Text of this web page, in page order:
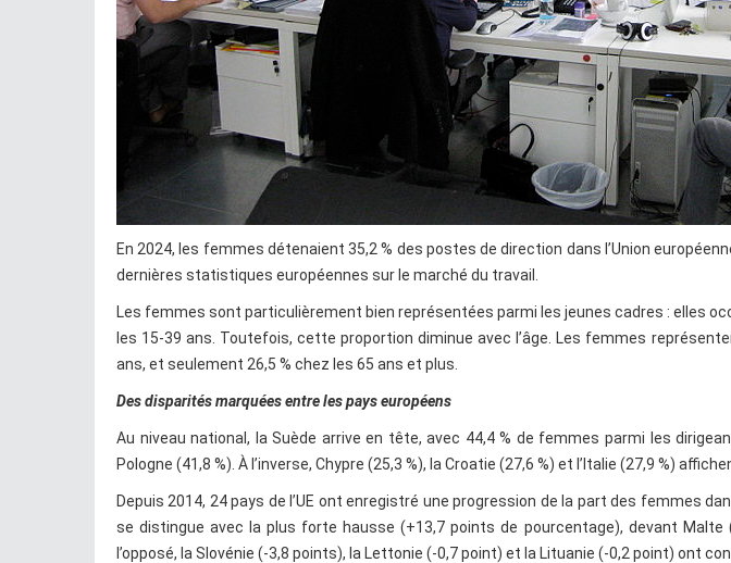
En 2024, les femmes détenaient 35,2 % des postes de direction dans l’Union
dernières statistiques européennes sur le marché du travail.
Les femmes sont particulièrement bien représentées parmi les jeunes cadres : elles
les 15-39 ans. Toutefois, cette proportion diminue avec l’âge. Les femmes
ans, et seulement 26,5 % chez les 65 ans et plus.
Des disparités marquées entre les pays européens
Au niveau national, la Suède arrive en tête, avec 44,4 % de femmes parmi les
Pologne (41,8 %). À l’inverse, Chypre (25,3 %), la Croatie (27,6 %) et l’Italie (27,9 %)
Depuis 2014, 24 pays de l’UE ont enregistré une progression de la part des femmes
se distingue avec la plus forte hausse (+13,7 points de pourcentage), devant Malte
l’opposé, la Slovénie (-3,8 points), la Lettonie (-0,7 point) et la Lituanie (-0,2 point) ont